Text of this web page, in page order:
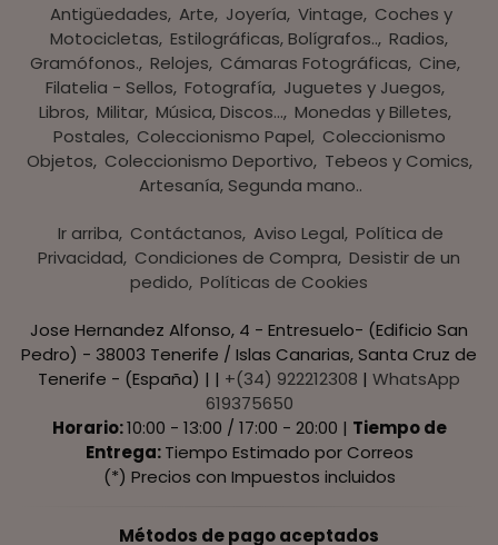
Antigüedades Arte Joyería Vintage Coches y
Motocicletas Estilográficas, Bolígrafos.. Radios,
Gramófonos. Relojes Cámaras Fotográficas Cine
Filatelia - Sellos Fotografía Juguetes y Juegos
Libros Militar Música, Discos... Monedas y Billetes
Postales Coleccionismo Papel Coleccionismo
Objetos Coleccionismo Deportivo Tebeos y Comics
Artesanía, Segunda mano..
Ir arriba Contáctanos Aviso Legal Política de
Privacidad Condiciones de Compra Desistir de un
pedido Políticas de Cookies
Jose Hernandez Alfonso, 4 - Entresuelo- (Edificio San
Pedro) - 38003 Tenerife / Islas Canarias, Santa Cruz de
Tenerife - (España) | | +(34) 922212308 | WhatsApp
619375650
Horario:10:00 - 13:00 / 17:00 - 20:00 | Tiempo de
Entrega:Tiempo Estimado por Correos
(*) Precios con Impuestos incluidos
Métodos de pago aceptados